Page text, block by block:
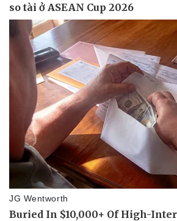
Thể thao
Bóng đá
Lịch thi đấu bóng đá
Thế giới thể thao
eSports
Hậu trường
Ô tô -
Xe máy
Tư vấn